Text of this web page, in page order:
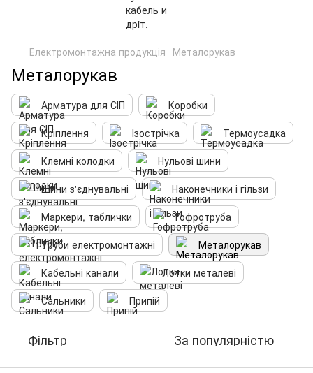
Електромонтажна продукція Металорукав
Металорукав
Арматура для СІП
Коробки
Кріплення
Ізострічка
Термоусадка
Клемні колодки
Нульові шини
Шини з'єднувальні
Наконечники і гільзи
Маркери, таблички
Гофротруба
Труби електромонтажні
Металорукав
Кабельні канали
Лотки металеві
Сальники
Припій
Фільтр За популярністю